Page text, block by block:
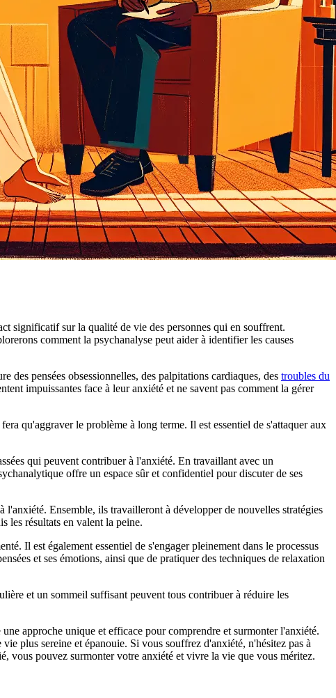
significatif sur la qualité de vie des personnes qui en souffrent.
comment la psychanalyse peut aider à identifier les causes
pensées obsessionnelles, des palpitations cardiaques, des troubles du
impuissantes face à leur anxiété et ne savent pas comment la gérer
qu'aggraver le problème à long terme. Il est essentiel de s'attaquer aux
qui peuvent contribuer à l'anxiété. En travaillant avec un
offre un espace sûr et confidentiel pour discuter de ses
l'anxiété. Ensemble, ils travailleront à développer de nouvelles stratégies
les résultats en valent la peine.
Il est également essentiel de s'engager pleinement dans le processus
et ses émotions, ainsi que de pratiquer des techniques de relaxation
et un sommeil suffisant peuvent tous contribuer à réduire les
approche unique et efficace pour comprendre et surmonter l'anxiété.
plus sereine et épanouie. Si vous souffrez d'anxiété, n'hésitez pas à
vous pouvez surmonter votre anxiété et vivre la vie que vous méritez.